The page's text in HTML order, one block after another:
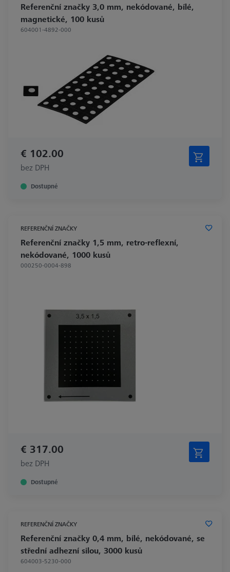
Referenční značky 3,0 mm, nekódované, bílé,
magnetické, 100 kusů
604001-4892-000
€ 102.00
bez DPH
Dostupné
REFERENČNÍ ZNAČKY
Referenční značky 1,5 mm, retro-reflexní,
nekódované, 1000 kusů
000250-0004-898
€ 317.00
bez DPH
Dostupné
REFERENČNÍ ZNAČKY
Referenční značky 0,4 mm, bílé, nekódované, se
střední adhezní silou, 3000 kusů
604003-5230-000